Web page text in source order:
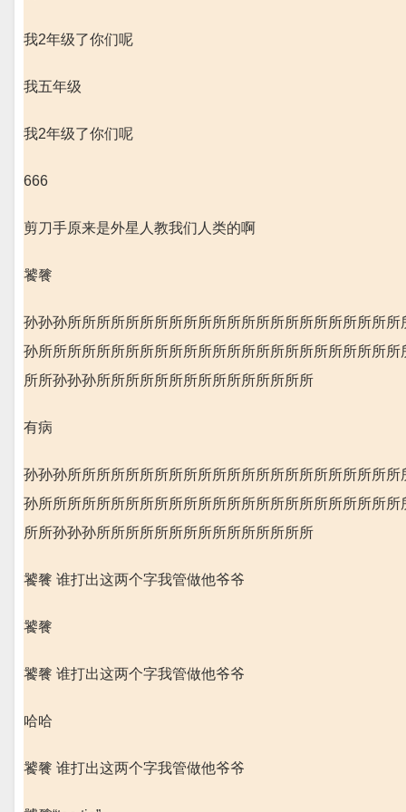
我2年级了你们呢
我五年级
我2年级了你们呢
666
剪刀手原来是外星人教我们人类的啊
饕餮
孙孙孙所所所所所所所所所所所所所所所所所所所所所所
孙所所所所所所所所所所所所所所所所所所所所所所所所
所所孙孙孙所所所所所所所所所所所所所所所
有病
孙孙孙所所所所所所所所所所所所所所所所所所所所所所
孙所所所所所所所所所所所所所所所所所所所所所所所所
所所孙孙孙所所所所所所所所所所所所所所所
饕餮 谁打出这两个字我管做他爷爷
饕餮
饕餮 谁打出这两个字我管做他爷爷
哈哈
饕餮 谁打出这两个字我管做他爷爷